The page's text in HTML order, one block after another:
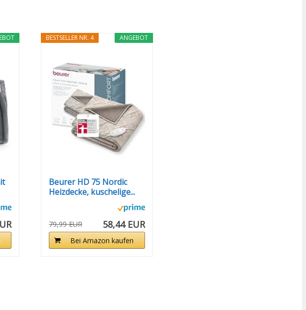
ANGEBOT
BESTSELLER NR. 4
Beurer HD 75 Nordic
Heizdecke, kuschelige...
79,99 EUR 58,44 EUR
Bei Amazon kaufen